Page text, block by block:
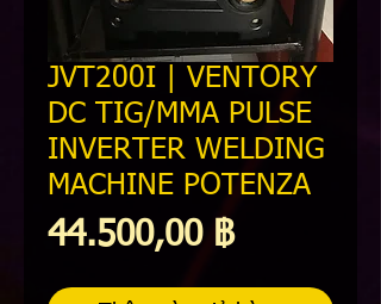
JVT200I | VENTORY
DC TIG/MMA PULSE
INVERTER WELDING
MACHINE POTENZA
44.500,00 ฿Giá